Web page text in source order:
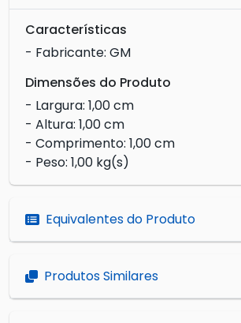
Características
- Fabricante: GM
Dimensões do Produto
- Largura: 1,00 cm
- Altura: 1,00 cm
- Comprimento: 1,00 cm
- Peso: 1,00 kg(s)
Equivalentes do Produto
Produtos Similares